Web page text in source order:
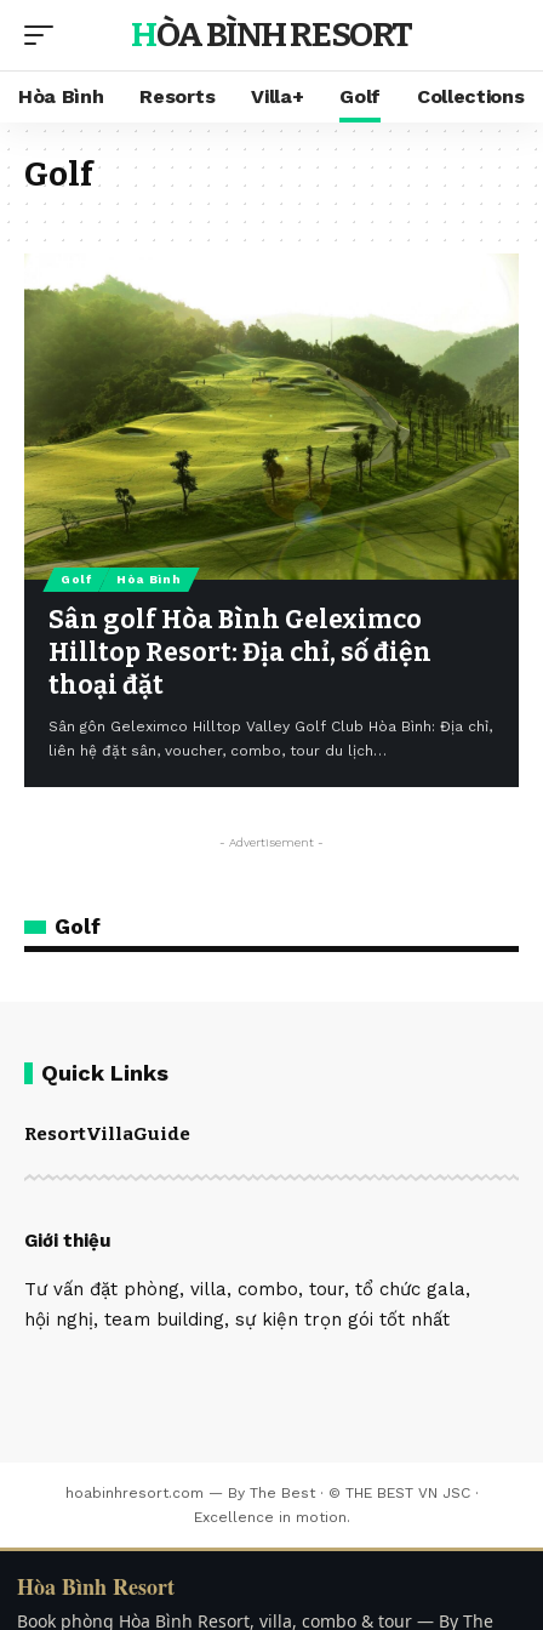
HÒA BÌNH RESORT
Hòa Bình Resorts Villa+ Golf Collections
Golf
Golf Hòa Bình
Sân golf Hòa Bình Geleximco
Hilltop Resort: Địa chỉ, số điện
thoại đặt
Sân gôn Geleximco Hilltop Valley Golf Club Hòa Bình: Địa chỉ,
liên hệ đặt sân, voucher, combo, tour du lịch…
- Advertisement -
Golf
Quick Links
ResortVillaGuide
Giới thiệu
Tư vấn đặt phòng, villa, combo, tour, tổ chức gala,
hội nghị, team building, sự kiện trọn gói tốt nhất
hoabinhresort.com — By The Best · © THE BEST VN JSC ·
Excellence in motion.
Hòa Bình Resort
Book phòng Hòa Bình Resort, villa, combo & tour — By The